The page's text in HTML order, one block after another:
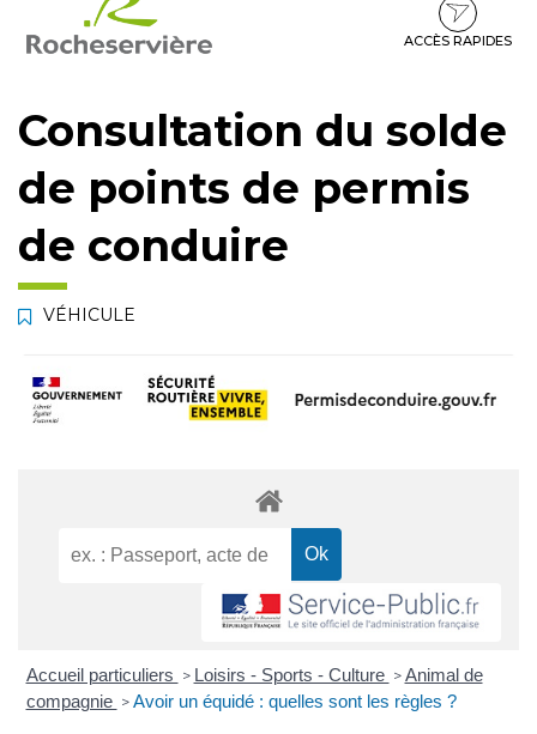
contenu
pied
ACCÈS RAPIDES
Consultation du solde
de points de permis
de conduire
VÉHICULE
Accueil particuliers > Loisirs - Sports - Culture > Animal de
compagnie > Avoir un équidé : quelles sont les règles ?